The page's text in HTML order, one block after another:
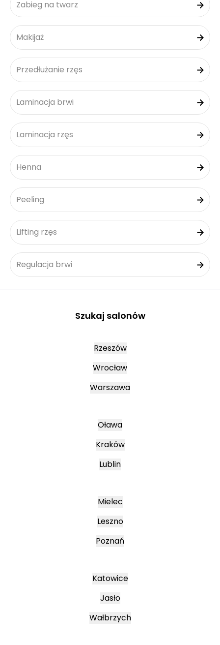
Zabieg na twarz
Makijaż
Przedłużanie rzęs
Laminacja brwi
Laminacja rzęs
Henna
Peeling
Lifting rzęs
Regulacja brwi
Szukaj salonów
Rzeszów
Wrocław
Warszawa
Oława
Kraków
Lublin
Mielec
Leszno
Poznań
Katowice
Jasło
Wałbrzych